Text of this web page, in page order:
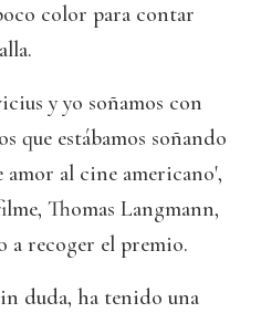
color para contar
y yo soñamos con
que estábamos soñando
al cine americano',
Thomas Langmann,
a recoger el premio.
duda, ha tenido una